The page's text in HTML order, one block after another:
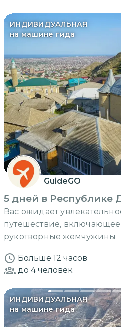
ИНДИВИДУАЛЬНАЯ
на машине гида
GuideGO
5 дней в Республике
Вас ожидает
путешествие,
рукотворные жемчужины
Больше 12 часов
до 4человек
ИНДИВИДУАЛЬНАЯ
на машине гида